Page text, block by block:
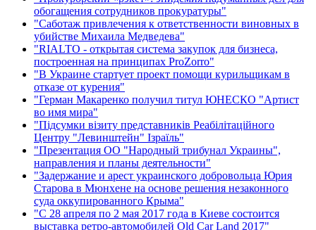
обогащения сотрудников прокуратуры"
"Саботаж привлечения к ответственности виновных в
убийстве Михаила Медведева"
"RIALTO - открытая система закупок для бизнеса,
построенная на принципах ProZorro"
"В Украине стартует проект помощи курильщикам в
отказе от курения"
"Герман Макаренко получил титул ЮНЕСКО "Артист
во имя мира"
"Підсумки візиту представників Реабілітаційного
Центру "Левинштейн" Ізраїль"
"Презентация ОО "Народный трибунал Украины",
направления и планы деятельности"
"Задержание и арест украинского добровольца Юрия
Старова в Мюнхене на основе решения незаконного
суда оккупированного Крыма"
"С 28 апреля по 2 мая 2017 года в Киеве состоится
выставка ретро-автомобилей Old Car Land 2017"